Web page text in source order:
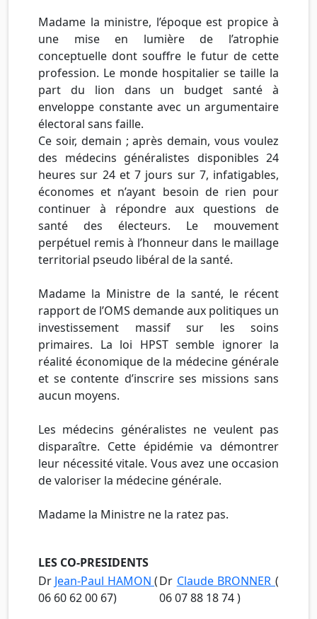
Madame la ministre, l’époque est propice à
une mise en lumière de l’atrophie
conceptuelle dont souffre le futur de cette
profession. Le monde hospitalier se taille la
part du lion dans un budget santé à
enveloppe constante avec un argumentaire
électoral sans faille.
Ce soir, demain ; après demain, vous voulez
des médecins généralistes disponibles 24
heures sur 24 et 7 jours sur 7, infatigables,
économes et n’ayant besoin de rien pour
continuer à répondre aux questions de
santé des électeurs. Le mouvement
perpétuel remis à l’honneur dans le maillage
territorial pseudo libéral de la santé.
Madame la Ministre de la santé, le récent
rapport de l’OMS demande aux politiques un
investissement massif sur les soins
primaires. La loi HPST semble ignorer la
réalité économique de la médecine générale
et se contente d’inscrire ses missions sans
aucun moyens.
Les médecins généralistes ne veulent pas
disparaître. Cette épidémie va démontrer
leur nécessité vitale. Vous avez une occasion
de valoriser la médecine générale.
Madame la Ministre ne la ratez pas.
LES CO-PRESIDENTS
Dr Jean-Paul HAMON(
06 60 62 00 67)
Dr Claude BRONNER(
06 07 88 18 74 )